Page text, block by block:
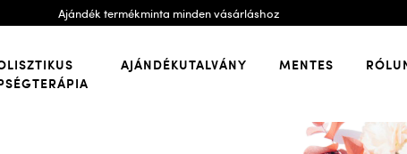
Ajándék termékminta minden vásárláshoz
AJÁNDÉKUTALVÁNY MENTES